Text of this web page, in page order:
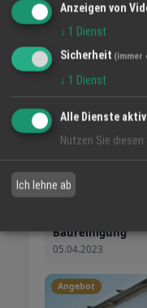
Angebot
Baureinigung
05.04.2023
Angebot
Anzeigen von
↓ 1 Dienst
Sicherheit (immer
↓ 1 Dienst
Alle Dienste
Nutzen Sie
Ich lehne ab